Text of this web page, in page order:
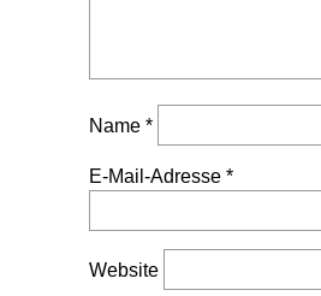
Name *
E-Mail-Adresse *
Website